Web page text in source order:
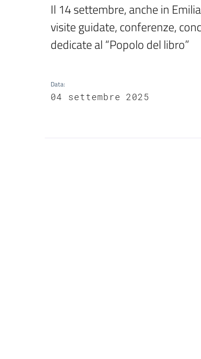
Il 14 settembre, anche in
visite guidate, conferenze,
dedicate al “Popolo del libro”
Data:
04 settembre 2025